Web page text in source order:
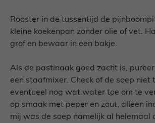
Rooster in de tussentijd de
kleine koekenpan zonder olie of vet.
grof en bewaar in een bakje.
Als de pastinaak goed zacht is,
een staafmixer. Check of de soep niet
eventueel nog wat water toe om te
op smaak met peper en zout, alleen
mij was de soep namelijk al helemaal